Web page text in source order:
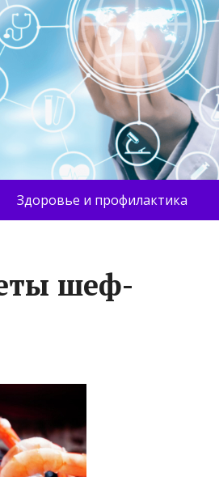
Здоровье и профилактика
шеф-